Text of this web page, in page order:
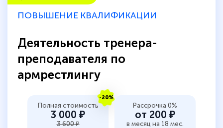
ПОВЫШЕНИЕ КВАЛИФИКАЦИИ
Деятельность тренера-
преподавателя по
армрестлингу
-20%
Полная стоимость
3 000 ₽
3 600 ₽
Рассрочка 0%
от 200 ₽
в месяц на 18 мес.